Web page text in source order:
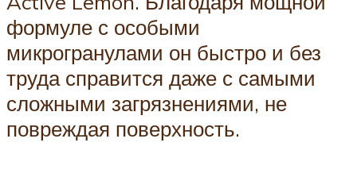
формуле с особыми
микрогранулами он быстро и без
труда справится даже с самыми
сложными загрязнениями, не
повреждая поверхность.